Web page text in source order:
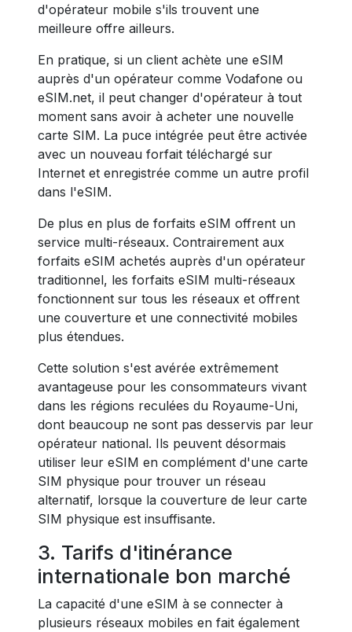
d'opérateur mobile s'ils trouvent une
meilleure offre ailleurs.
En pratique, si un client achète une eSIM
auprès d'un opérateur comme Vodafone ou
eSIM.net, il peut changer d'opérateur à tout
moment sans avoir à acheter une nouvelle
carte SIM. La puce intégrée peut être activée
avec un nouveau forfait téléchargé sur
Internet et enregistrée comme un autre profil
dans l'eSIM.
De plus en plus de forfaits eSIM offrent un
service multi-réseaux. Contrairement aux
forfaits eSIM achetés auprès d'un opérateur
traditionnel, les forfaits eSIM multi-réseaux
fonctionnent sur tous les réseaux et offrent
une couverture et une connectivité mobiles
plus étendues.
Cette solution s'est avérée extrêmement
avantageuse pour les consommateurs vivant
dans les régions reculées du Royaume-Uni,
dont beaucoup ne sont pas desservis par leur
opérateur national. Ils peuvent désormais
utiliser leur eSIM en complément d'une carte
SIM physique pour trouver un réseau
alternatif, lorsque la couverture de leur carte
SIM physique est insuffisante.
3. Tarifs d'itinérance
internationale bon marché
La capacité d'une eSIM à se connecter à
plusieurs réseaux mobiles en fait également